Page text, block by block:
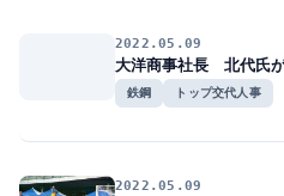
2022.05.09
大洋商事社長 北代氏
鉄鋼 トップ交代人事
2022.05.09